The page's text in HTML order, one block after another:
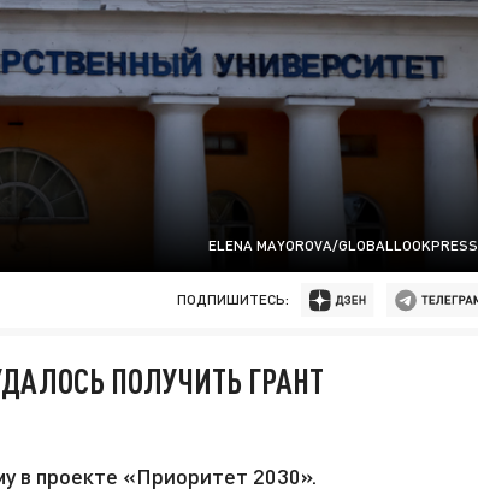
ELENA MAYOROVA/GLOBALLOOKPRESS
ПОДПИШИТЕСЬ:
ПОЛУЧИТЬ ГРАНТ
в проекте «Приоритет 2030».